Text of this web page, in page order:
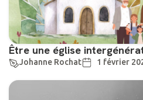
Être une église
Johanne Rochat 1 février